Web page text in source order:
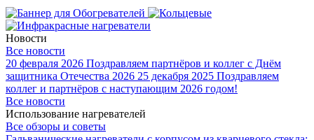
Новости
Все новости
20 февраля 2026 Поздравляем партнёров и коллег с Днём
защитника Отечества 2026 25 декабря 2025 Поздравляем
коллег и партнёров с наступающим 2026 годом!
Все новости
Использование нагревателей
Все обзоры и советы